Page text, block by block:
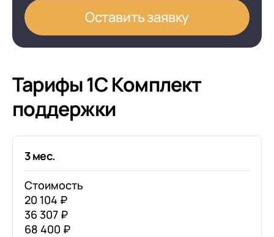
Оставить заявку
Тарифы 1С Комплект
поддержки
3 мес.
Стоимость
20 104 ₽
36 307 ₽
68 400 ₽